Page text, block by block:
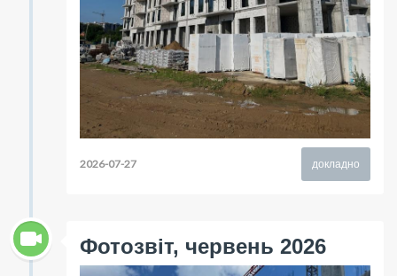
докладно
2026-07-27
Фотозвіт, червень 2026